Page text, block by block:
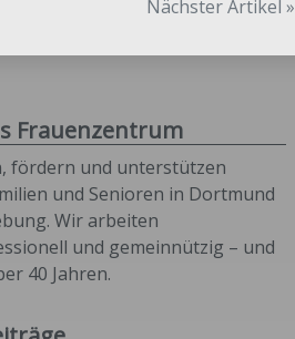
Nächster Artikel »
Frauenzentrum
fördern und unterstützen
und Senioren in Dortmund
Wir arbeiten
und gemeinnützig – und
40 Jahren.